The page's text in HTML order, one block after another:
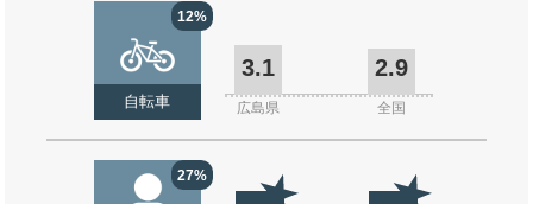
12%
自転車
3.1 2.9
広島県 全国
27%